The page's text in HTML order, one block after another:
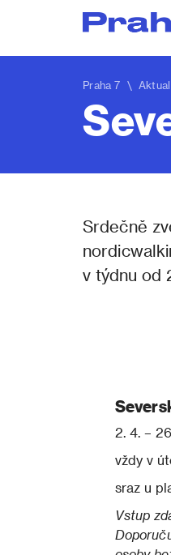
Praha 7 \
Srdečně
v týdnu od
2. 4. –
vždy v
sraz u
Vstup